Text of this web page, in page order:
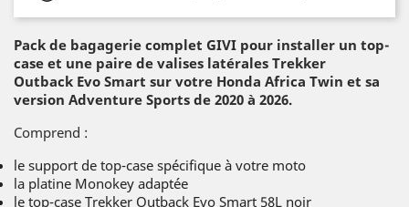
Pack de bagagerie complet GIVI pour installer un top-
case et une paire de valises latérales Trekker
Outback Evo Smart sur votre Honda Africa Twin et sa
version Adventure Sports de 2020 à 2026.
Comprend :
le support de top-case spécifique à votre moto
la platine Monokey adaptée
le top-case Trekker Outback Evo Smart 58L noir